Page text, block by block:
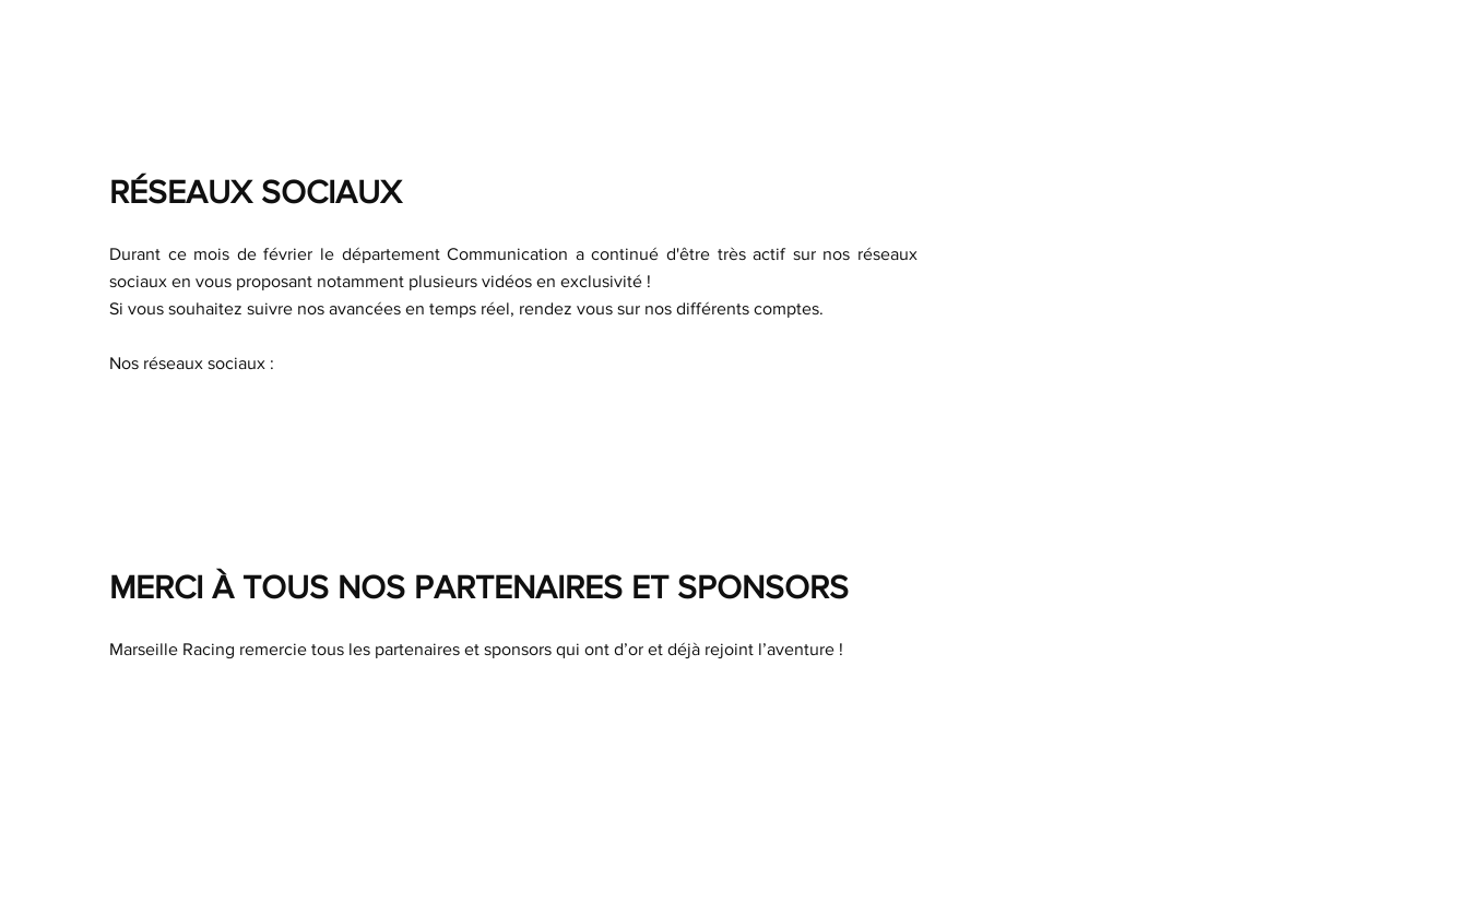
RÉSEAUX SOCIAUX
Durant ce mois de février le département Communication a continué d'être très actif sur nos réseaux
sociaux en vous proposant notamment plusieurs vidéos en exclusivité !
Si vous souhaitez suivre nos avancées en temps réel, rendez vous sur nos différents comptes.
Nos réseaux sociaux :
MERCI À TOUS NOS PARTENAIRES ET SPONSORS
Marseille Racing remercie tous les partenaires et sponsors qui ont d’or et déjà rejoint l’aventure !